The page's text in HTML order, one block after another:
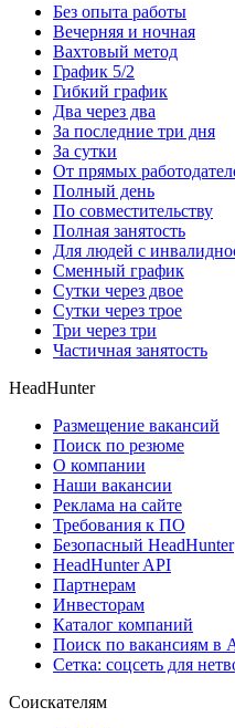
Без опыта работы
Вечерняя и ночная
Вахтовый метод
График 5/2
Гибкий график
Два через два
За последние три дня
За сутки
От прямых
Полный день
По совместительству
Полная занятость
Для людей с
Сменный график
Сутки через двое
Сутки через трое
Три через три
Частичная занятость
HeadHunter
Размещение вакансий
Поиск по резюме
О компании
Наши вакансии
Реклама на сайте
Требования к ПО
Безопасный HeadHunter
HeadHunter API
Партнерам
Инвесторам
Каталог компаний
Поиск по вакансиям в
Сетка: соцсеть для
Соискателям